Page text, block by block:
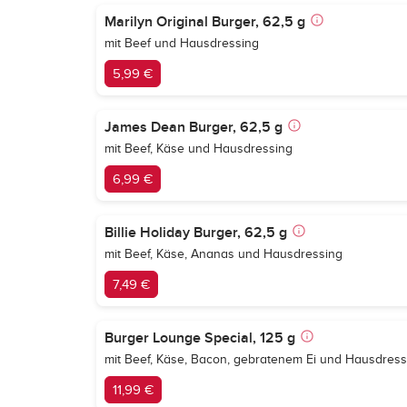
Marilyn Original Burger, 62,5 g
mit Beef und Hausdressing
5,99 €
James Dean Burger, 62,5 g
mit Beef, Käse und Hausdressing
6,99 €
Billie Holiday Burger, 62,5 g
mit Beef, Käse, Ananas und Hausdressing
7,49 €
Burger Lounge Special, 125 g
mit Beef, Käse, Bacon, gebratenem Ei und
11,99 €